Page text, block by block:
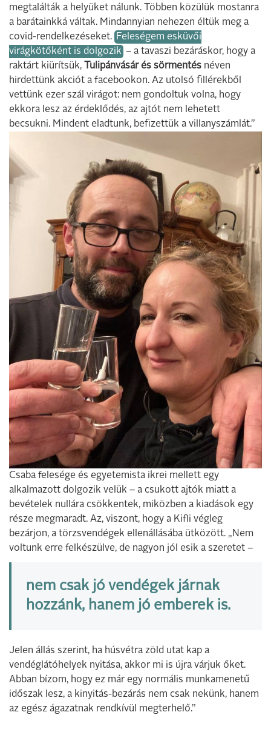
megtalálták a helyüket nálunk. Többen közülük mostanra
a barátainkká váltak. Mindannyian nehezen éltük meg a
covid-rendelkezéseket. Feleségem esküvői
virágkötőként is dolgozik – a tavaszi bezáráskor, hogy a
raktárt kiürítsük, Tulipánvásár és sörmentés néven
hirdettünk akciót a facebookon. Az utolsó fillérekből
vettünk ezer szál virágot: nem gondoltuk volna, hogy
ekkora lesz az érdeklődés, az ajtót nem lehetett
becsukni. Mindent eladtunk, befizettük a villanyszámlát.”
Csaba felesége és egyetemista ikrei mellett egy
alkalmazott dolgozik velük – a csukott ajtók miatt a
bevételek nullára csökkentek, miközben a kiadások egy
része megmaradt. Az, viszont, hogy a Kifli végleg
bezárjon, a törzsvendégek ellenállásába ütközött. „Nem
voltunk erre felkészülve, de nagyon jól esik a szeretet –
nem csak jó vendégek járnak
hozzánk, hanem jó emberek is.
Jelen állás szerint, ha húsvétra zöld utat kap a
vendéglátóhelyek nyitása, akkor mi is újra várjuk őket.
Abban bízom, hogy ez már egy normális munkamenetű
időszak lesz, a kinyitás-bezárás nem csak nekünk, hanem
az egész ágazatnak rendkívül megterhelő.”